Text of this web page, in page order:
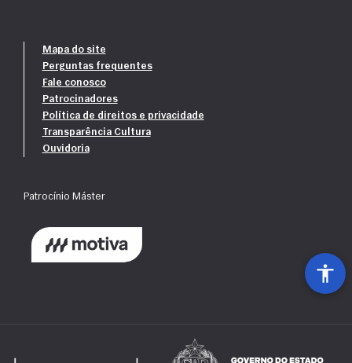
Mapa do site
Perguntas frequentes
Fale conosco
Patrocinadores
Política de direitos e privacidade
Transparência Cultura
Ouvidoria
Patrocínio Máster